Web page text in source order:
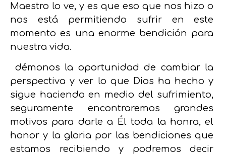
Maestro lo ve, y es que eso que nos hizo o
nos está permitiendo sufrir en este
momento es una enorme bendición para
nuestra vida.
démonos la oportunidad de cambiar la
perspectiva y ver lo que Dios ha hecho y
sigue haciendo en medio del sufrimiento,
seguramente encontraremos grandes
motivos para darle a Él toda la honra, el
honor y la gloria por las bendiciones que
estamos recibiendo y podremos decir